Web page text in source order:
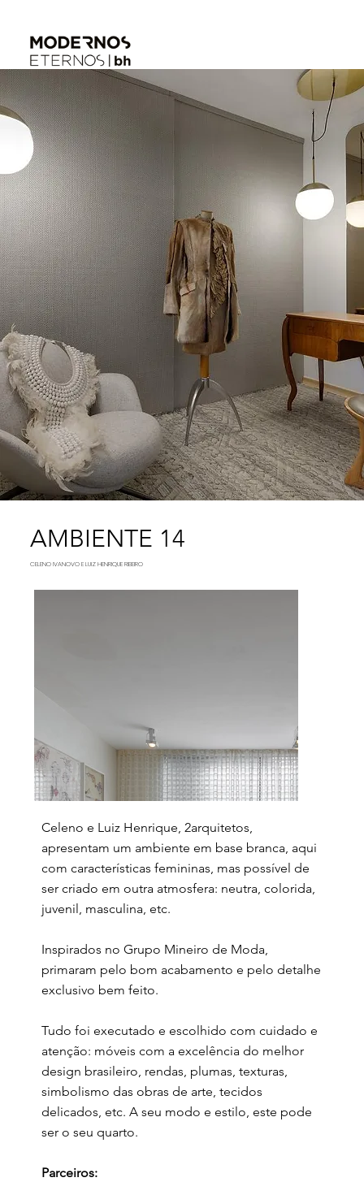
AMBIENTE 14
CELENO IVANOVO E LUIZ HENRIQUE RIBEIRO
Celeno e Luiz Henrique, 2arquitetos,
apresentam um ambiente em base branca, aqui
com características femininas, mas possível de
ser criado em outra atmosfera: neutra, colorida,
juvenil, masculina, etc.
Inspirados no Grupo Mineiro de Moda,
primaram pelo bom acabamento e pelo detalhe
exclusivo bem feito.
Tudo foi executado e escolhido com cuidado e
atenção: móveis com a excelência do melhor
design brasileiro, rendas, plumas, texturas,
simbolismo das obras de arte, tecidos
delicados, etc. A seu modo e estilo, este pode
ser o seu quarto.
Parceiros: